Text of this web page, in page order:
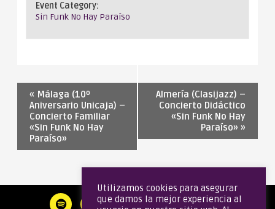
Event Category:
Sin Funk No Hay Paraíso
« Málaga (10º
Aniversario Unicaja) –
Concierto Familiar
«Sin Funk No Hay
Paraíso»
Almería (Clasijazz) –
Concierto Didáctico
«Sin Funk No Hay
Paraíso»»
Utilizamos cookies para asegurar
que damos la mejor experiencia al